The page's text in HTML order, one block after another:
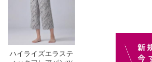
ハイライズエラステ